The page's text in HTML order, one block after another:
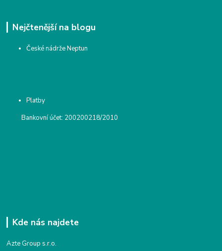
Nejčtenější na blogu
České nádrže Neptun
Platby
Bankovní účet: 200200218/2010
Kde nás najdete
Azte Group s.r.o.